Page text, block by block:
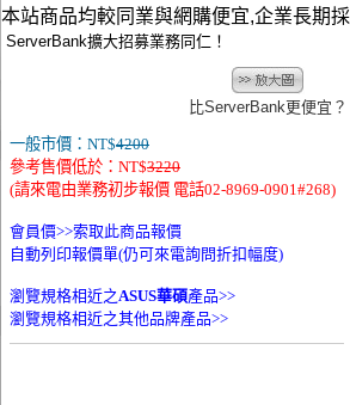
本站商品均較同業與網購便宜,企業長期
ServerBank擴大招募業務同仁！
比ServerBank更便宜？
一般市價：NT$4200
參考售價低於：NT$3220
(請來電由業務初步報價 電話02-8969-0901#268)
會員價>>索取此商品報價
自動列印報價單(仍可來電詢問折扣幅度)
瀏覽規格相近之ASUS華碩產品>>
瀏覽規格相近之其他品牌產品>>